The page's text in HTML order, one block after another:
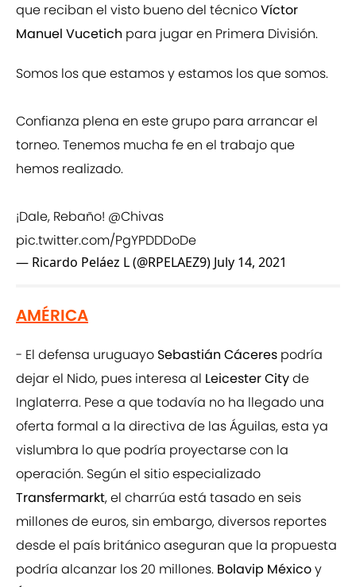
que reciban el visto bueno del técnicoVíctor
Manuel Vucetich para jugar en Primera División.
Somos los que estamos y estamos los que somos.
Confianza plena en este grupo para arrancar el
torneo. Tenemos mucha fe en el trabajo que
hemos realizado.
¡Dale, Rebaño! @Chivas
pic.twitter.com/PgYPDDDoDe
— Ricardo Peláez L (@RPELAEZ9) July 14, 2021
AMÉRICA
- El defensa uruguayo Sebastián Cáceres podría
dejar el Nido, pues interesa al Leicester Cityde
Inglaterra. Pese a que todavía no ha llegado una
oferta formal a la directiva de las Águilas, esta ya
vislumbra lo que podría proyectarse con la
operación. Según el sitio especializado
Transfermarkt, el charrúa está tasado en seis
millones de euros, sin embargo, diversos reportes
desde el país británico aseguran que la propuesta
podría alcanzar los 20 millones. Bolavip Méxicoy